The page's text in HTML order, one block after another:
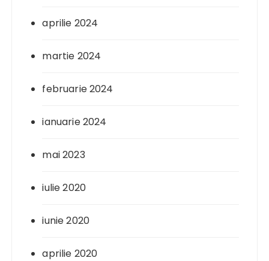
aprilie 2024
martie 2024
februarie 2024
ianuarie 2024
mai 2023
iulie 2020
iunie 2020
aprilie 2020